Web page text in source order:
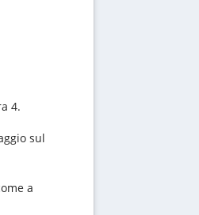
4.
sul
a